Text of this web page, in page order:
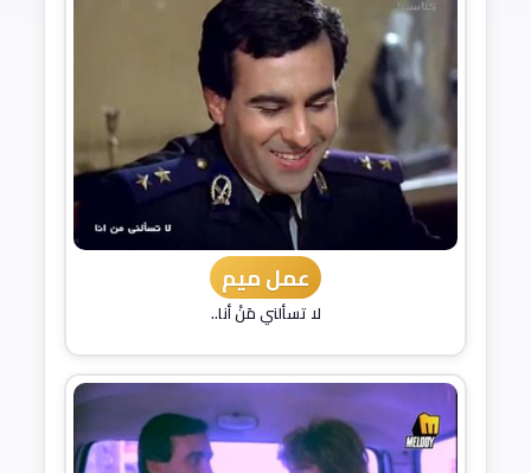
عمل ميم
لا تسألني مَنْ أنا..